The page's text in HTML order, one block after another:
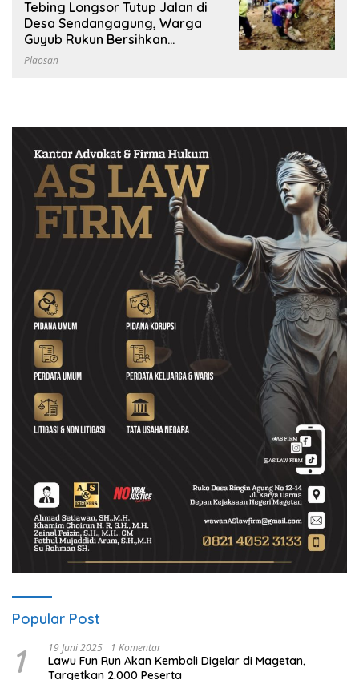
Tebing Longsor Tutup Jalan di
Desa Sendangagung, Warga
Guyub Rukun Bersihkan
Material
Plaosan
Popular Post
1 19 Juni 2025 1 Komentar
Lawu Fun Run Akan Kembali Digelar di Magetan,
Targetkan 2.000 Peserta